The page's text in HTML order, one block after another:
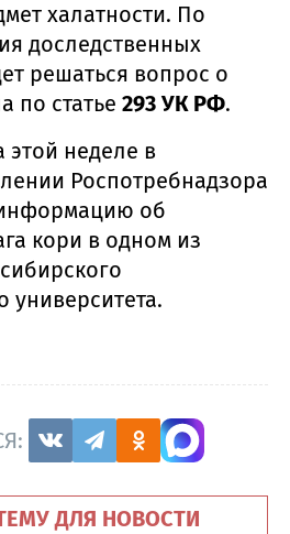
халатности. По
доследственных
решаться вопрос о
по статье 293 УК РФ.
неделе в
Роспотребнадзора
об
кори в одном из
университета.
ДЛЯ НОВОСТИ